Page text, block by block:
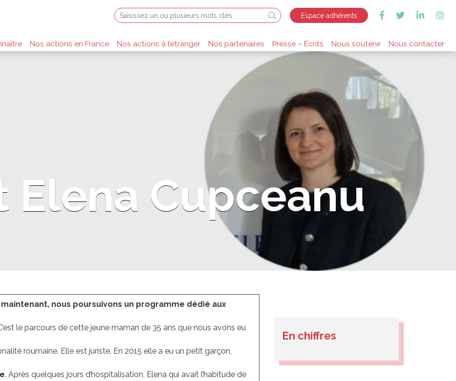
Nos actions en France Nos actions à l’étranger Nos partenaires Presse – Écrits Nous soutenir Nous contacter
Espace adhérents
Elena Cupceanu
nous poursuivons un programme dédié aux
le parcours de cette jeune maman de 35 ans que nous avons eu
roumaine. Elle est juriste. En 2015 elle a eu un petit garçon,
. Après quelques jours d’hospitalisation, Elena qui avait l’habitude de
En chiffres